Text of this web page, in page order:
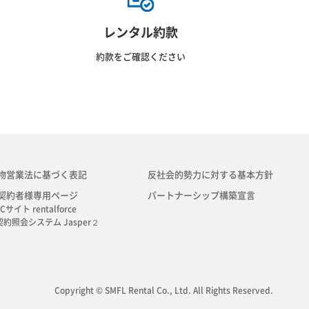
レンタル約款
約款をご確認ください
営業法に基づく表記
約者様専用ページ
サイト rentalforce
約照会システム Jasper２
反社会的勢力に対する基本方針
パートナーシップ構築宣言
Copyright © SMFL Rental Co., Ltd. All Rights Reserved.